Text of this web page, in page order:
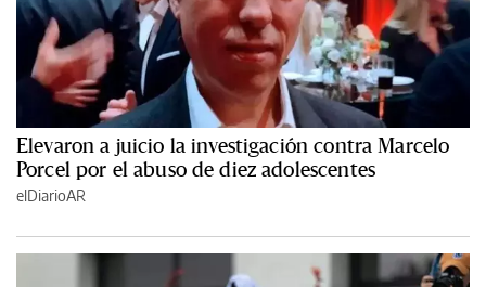
Elevaron a juicio la investigación contra Marcelo
Porcel por el abuso de diez adolescentes
elDiarioAR